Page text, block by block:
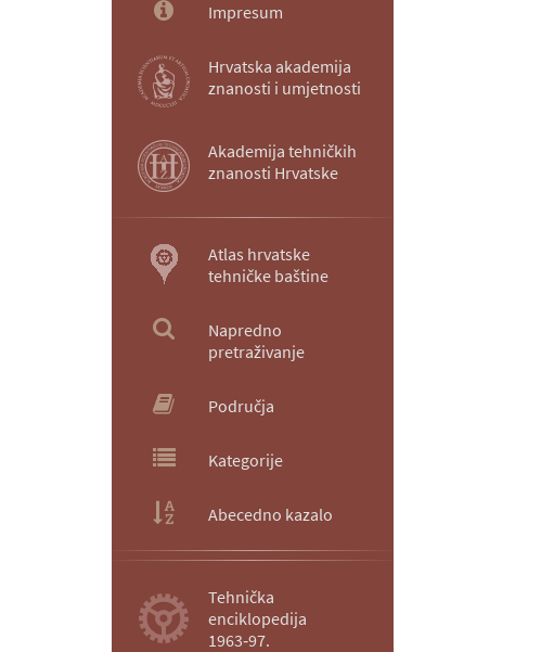
Impresum
Hrvatska akademija
znanosti i umjetnosti
Akademija tehničkih
znanosti Hrvatske
Atlas hrvatske
tehničke baštine
Napredno
pretraživanje
Područja
Kategorije
Abecedno kazalo
Tehnička
enciklopedija
1963‑97.